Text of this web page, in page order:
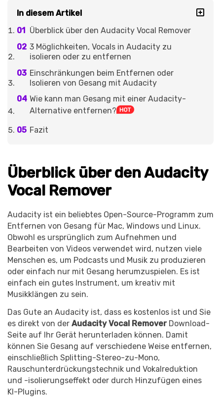
In diesem Artikel
Überblick über den Audacity Vocal Remover
3 Möglichkeiten, Vocals in Audacity zu
isolieren oder zu entfernen
Einschränkungen beim Entfernen oder
Isolieren von Gesang mit Audacity
Wie kann man Gesang mit einer Audacity-
Alternative entfernen?
Fazit
Überblick über den Audacity
Vocal Remover
Audacity ist ein beliebtes Open-Source-Programm zum
Entfernen von Gesang für Mac, Windows und Linux.
Obwohl es ursprünglich zum Aufnehmen und
Bearbeiten von Videos verwendet wird, nutzen viele
Menschen es, um Podcasts und Musik zu produzieren
oder einfach nur mit Gesang herumzuspielen. Es ist
einfach ein gutes Instrument, um kreativ mit
Musikklängen zu sein.
Das Gute an Audacity ist, dass es kostenlos ist und Sie
es direkt von der Audacity Vocal Remover Download-
Seite auf Ihr Gerät herunterladen können. Damit
können Sie Gesang auf verschiedene Weise entfernen,
einschließlich Splitting-Stereo-zu-Mono,
Rauschunterdrückungstechnik und Vokalreduktion
und -isolierungseffekt oder durch Hinzufügen eines
KI-Plugins.